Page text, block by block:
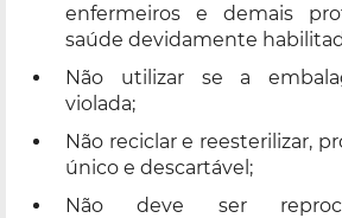
enfermeiros e demais
saúde devidamente
Não utilizar se a
violada;
Não reciclar e reesterilizar,
único e descartável;
Não deve ser